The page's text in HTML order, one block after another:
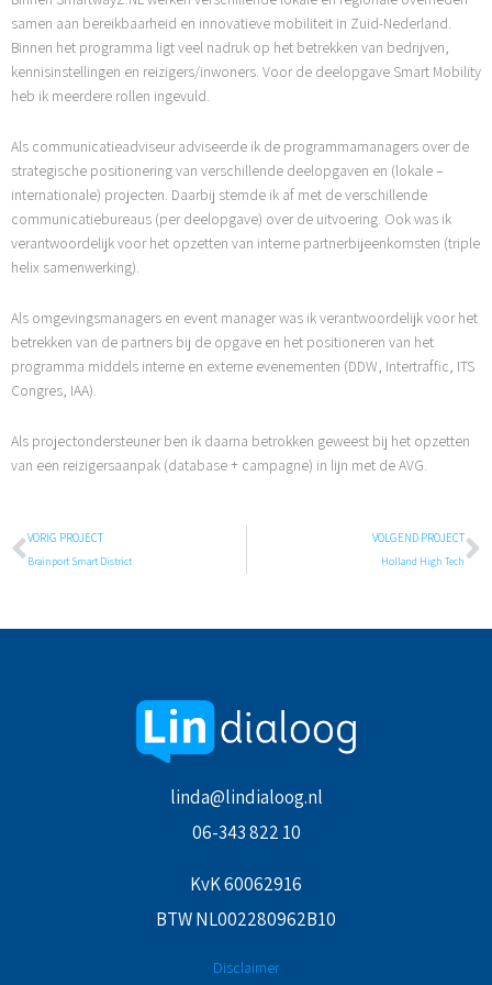
samen aan bereikbaarheid en innovatieve mobiliteit in Zuid-Nederland.
Binnen het programma ligt veel nadruk op het betrekken van bedrijven,
kennisinstellingen en reizigers/inwoners. Voor de deelopgave Smart Mobility
heb ik meerdere rollen ingevuld.
Als communicatieadviseur adviseerde ik de programmamanagers over de
strategische positionering van verschillende deelopgaven en (lokale –
internationale) projecten. Daarbij stemde ik af met de verschillende
communicatiebureaus (per deelopgave) over de uitvoering. Ook was ik
verantwoordelijk voor het opzetten van interne partnerbijeenkomsten (triple
helix samenwerking).
Als omgevingsmanagers en event manager was ik verantwoordelijk voor het
betrekken van de partners bij de opgave en het positioneren van het
programma middels interne en externe evenementen (DDW, Intertraffic, ITS
Congres, IAA).
Als projectondersteuner ben ik daarna betrokken geweest bij het opzetten
van een reizigersaanpak (database + campagne) in lijn met de AVG.
Vorige
VORIG PROJECT
Brainport Smart District
VOLGEND PROJECT
Holland High Tech
linda@lindialoog.nl
06-343 822 10
KvK 60062916
BTW NL002280962B10
Disclaimer